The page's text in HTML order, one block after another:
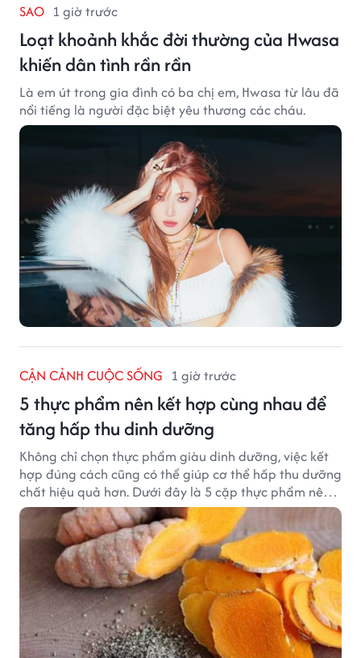
SAO 1 giờ trước
Loạt khoảnh khắc đời thường của Hwasa
khiến dân tình rần rần
Là em út trong gia đình có ba chị em, Hwasa từ lâu đã
nổi tiếng là người đặc biệt yêu thương các cháu.
CẬN CẢNH CUỘC SỐNG 1 giờ trước
5 thực phẩm nên kết hợp cùng nhau để
tăng hấp thu dinh dưỡng
Không chỉ chọn thực phẩm giàu dinh dưỡng, việc kết
hợp đúng cách cũng có thể giúp cơ thể hấp thu dưỡng
chất hiệu quả hơn. Dưới đây là 5 cặp thực phẩm nên
ăn cùng nhau để tối ưu giá trị dinh dưỡng.